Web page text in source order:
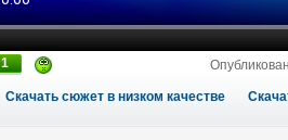
1
Скачать сюжет в низком качестве